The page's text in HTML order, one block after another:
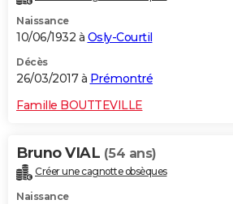
Naissance
10/06/1932 à Osly-Courtil
Décès
26/03/2017 à Prémontré
Famille BOUTTEVILLE
Bruno VIAL (54 ans)
Créer une cagnotte obsèques
Naissance